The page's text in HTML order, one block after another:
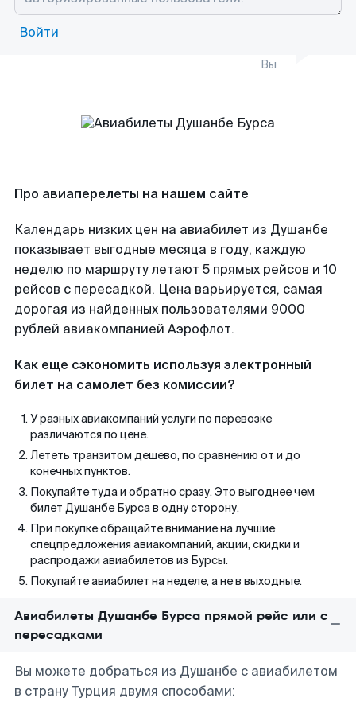
Войти
Вы
Про авиаперелеты на нашем сайте
Календарь низких цен на авиабилет из Душанбе
показывает выгодные месяца в году, каждую
неделю по маршруту летают 5 прямых рейсов и 10
рейсов с пересадкой. Цена варьируется, самая
дорогая из найденных пользователями 9000
рублей авиакомпанией Аэрофлот.
Как еще сэкономить используя электронный
билет на самолет без комиссии?
У разных авиакомпаний услуги по перевозке
различаются по цене.
Лететь транзитом дешево, по сравнению от и до
конечных пунктов.
Покупайте туда и обратно сразу. Это выгоднее чем
билет Душанбе Бурса в одну сторону.
При покупке обращайте внимание на лучшие
спецпредложения авиакомпаний, акции, скидки и
распродажи авиабилетов из Бурсы.
Покупайте авиабилет на неделе, а не в выходные.
Авиабилеты Душанбе Бурса прямой рейс или с
пересадками
Вы можете добраться из Душанбе с авиабилетом
в страну Турция двумя способами: